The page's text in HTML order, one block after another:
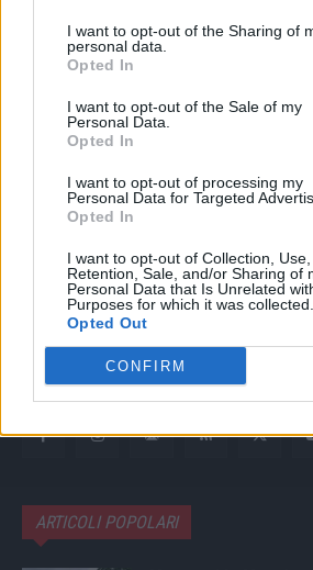
I want to opt-out of the Sharing of
personal data.
Opted In
I want to opt-out of the Sale of my
Personal Data.
Opted In
I want to opt-out of processing my
Personal Data for Targeted
Opted In
I want to opt-out of Collection, Use,
Retention, Sale, and/or Sharing of
Personal Data that Is Unrelated
Purposes for which it was collected.
Opted Out
CONFIRM
Quotidiano web del bello e sul buono di
Redazione
redazione@laltravicenza.it
Pubblicità
laltravicenza@laltravicenza.it
Amministrazione
elas@editoriale-elas.org
ARTICOLI POPOLARI